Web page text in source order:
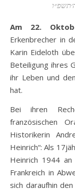
Am 22.
Erkenbrecher in
Karin Eideloth
Beteiligung ihres
ihr Leben und
hat.
Bei ihren
französischen
Historikerin
Heinrich“: Als
Heinrich 1944
Frankreich in
sich daraufhin